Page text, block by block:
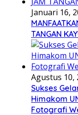
Januari 16,
TANGAN
Agustus 10,
Sukses
Himakom
Fotografi